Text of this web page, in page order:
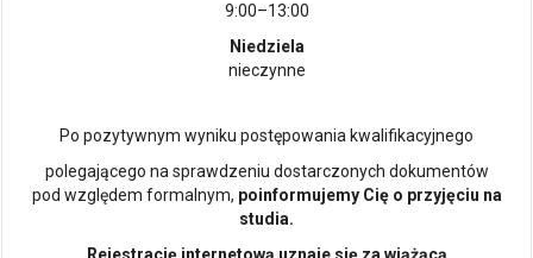
9:00–13:00
Niedziela
nieczynne
Po pozytywnym wyniku postępowania kwalifikacyjnego
polegającego na sprawdzeniu dostarczonych dokumentów
pod względem formalnym, poinformujemy Cię o przyjęciu na
studia.